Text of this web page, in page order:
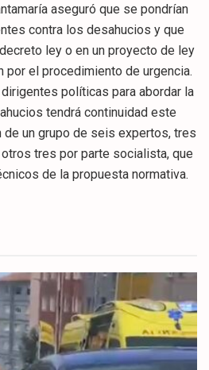
aseguró que se pondrían
contra los desahucios y que
ley o en un proyecto de ley
por el procedimiento de urgencia.
políticas para abordar la
tendrá continuidad este
de un grupo de seis expertos, tres
tres por parte socialista, que
de la propuesta normativa.